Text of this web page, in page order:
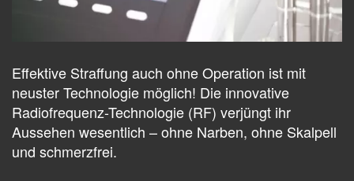
Effektive Straffung auch ohne Operation ist mit
neuster Technologie möglich! Die innovative
Radiofrequenz-Technologie (RF) verjüngt ihr
Aussehen wesentlich – ohne Narben, ohne Skalpell
und schmerzfrei.